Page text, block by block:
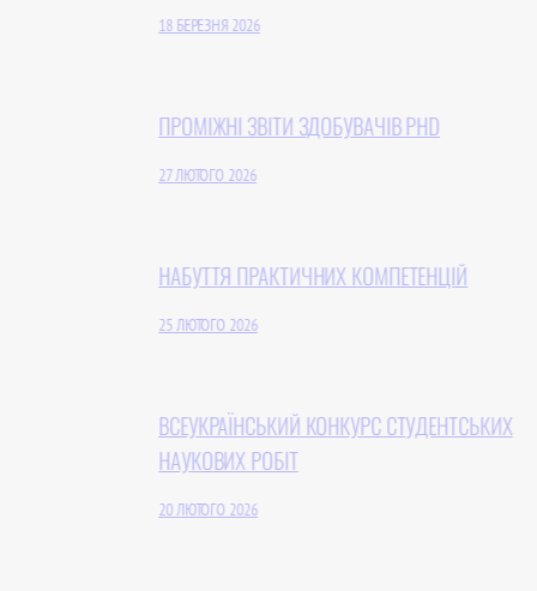
18 БЕРЕЗНЯ 2026
ПРОМІЖНІ ЗВІТИ ЗДОБУВАЧІВ PHD
27 ЛЮТОГО 2026
НАБУТТЯ ПРАКТИЧНИХ КОМПЕТЕНЦІЙ
25 ЛЮТОГО 2026
ВСЕУКРАЇНСЬКИЙ КОНКУРС СТУДЕНТСЬКИХ
НАУКОВИХ РОБІТ
20 ЛЮТОГО 2026